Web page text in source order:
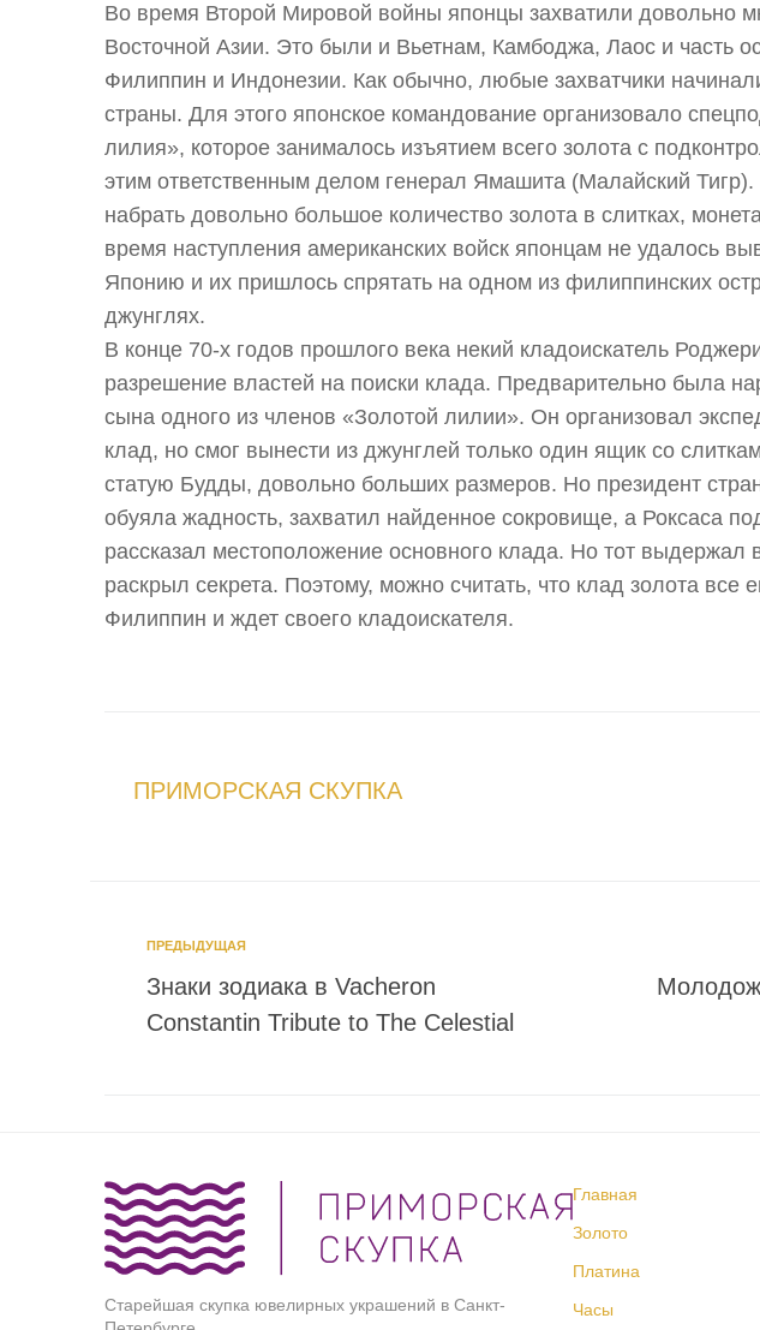
Во время Второй Мировой войны японцы захватили довольно
Восточной Азии. Это были и Вьетнам, Камбоджа, Лаос и часть
Филиппин и Индонезии. Как обычно, любые захватчики
страны. Для этого японское командование организовало
лилия», которое занималось изъятием всего золота с
этим ответственным делом генерал Ямашита (Малайский Тигр).
набрать довольно большое количество золота в слитках,
время наступления американских войск японцам не удалось
Японию и их пришлось спрятать на одном из филиппинских
джунглях.
В конце 70-х годов прошлого века некий кладоискатель
разрешение властей на поиски клада. Предварительно была
сына одного из членов «Золотой лилии». Он организовал
клад, но смог вынести из джунглей только один ящик со
статую Будды, довольно больших размеров. Но президент
обуяла жадность, захватил найденное сокровище, а Роксаса
рассказал местоположение основного клада. Но тот выдержал
раскрыл секрета. Поэтому, можно считать, что клад золота все
Филиппин и ждет своего кладоискателя.
ПРИМОРСКАЯ СКУПКА
ПРЕДЫДУЩАЯ
Знаки зодиака в Vacheron
Constantin Tribute to The Celestial
Старейшая скупка ювелирных украшений в Санкт-
Главная
Золото
Платина
Часы